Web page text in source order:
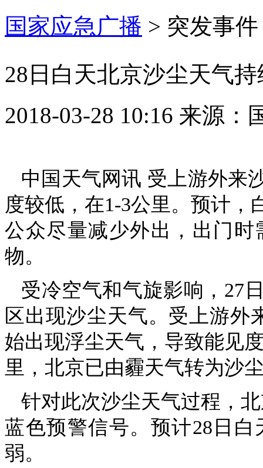
国家应急广播 > 突发事件
28日白天北京沙尘天气
2018-03-28 10:16 来源：
中国天气网讯 受上游外来
度较低，在1-3公里。预计
公众尽量减少外出，出门
物。
受冷空气和气旋影响，27
区出现沙尘天气。受上游外
始出现浮尘天气，导致能见
里，北京已由霾天气转为沙
针对此次沙尘天气过程，
蓝色预警信号。预计28日
弱。